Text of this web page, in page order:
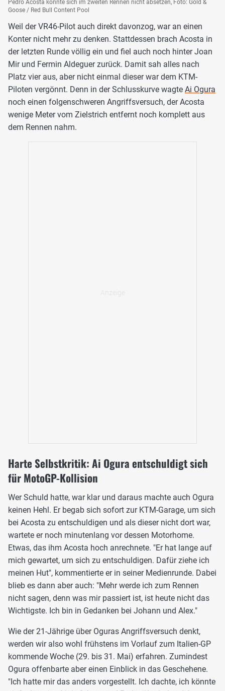
Pedro Acosta konnte sich im zweiten Rennen nicht absetzen, Foto: Gold &
Goose / Red Bull Content Pool
Weil der VR46-Pilot auch direkt davonzog, war an einen
Konter nicht mehr zu denken. Stattdessen brach Acosta in
der letzten Runde völlig ein und fiel auch noch hinter Joan
Mir und Fermin Aldeguer zurück. Damit sah alles nach
Platz vier aus, aber nicht einmal dieser war dem KTM-
Piloten vergönnt. Denn in der Schlusskurve wagte Ai Ogura
noch einen folgenschweren Angriffsversuch, der Acosta
wenige Meter vom Zielstrich entfernt noch komplett aus
dem Rennen nahm.
Harte Selbstkritik: Ai Ogura entschuldigt sich
für MotoGP-Kollision
Wer Schuld hatte, war klar und daraus machte auch Ogura
keinen Hehl. Er begab sich sofort zur KTM-Garage, um sich
bei Acosta zu entschuldigen und als dieser nicht dort war,
wartete er noch minutenlang vor dessen Motorhome.
Etwas, das ihm Acosta hoch anrechnete. "Er hat lange auf
mich gewartet, um sich zu entschuldigen. Dafür ziehe ich
meinen Hut", kommentierte er in seiner Medienrunde. Dabei
blieb es dann aber auch: "Mehr werde ich zum Rennen
nicht sagen, denn was mir passiert ist, ist heute nicht das
Wichtigste. Ich bin in Gedanken bei Johann und Alex."
Wie der 21-Jährige über Oguras Angriffsversuch denkt,
werden wir also wohl frühstens im Vorlauf zum Italien-GP
kommende Woche (29. bis 31. Mai) erfahren. Zumindest
Ogura offenbarte aber einen Einblick in das Geschehene.
"Ich hatte mir das anders vorgestellt. Ich dachte, ich könnte